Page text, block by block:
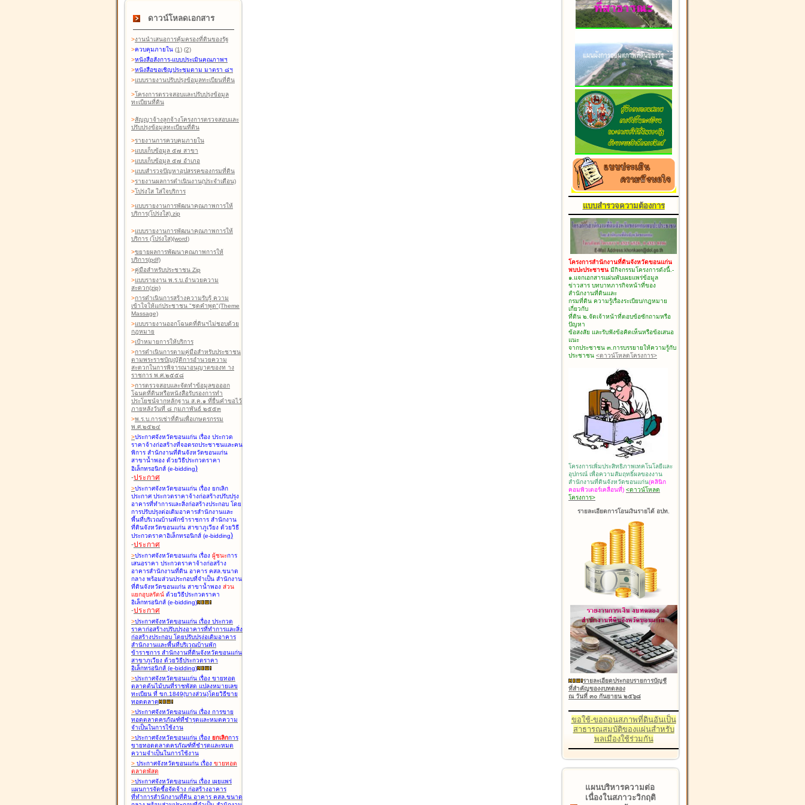
ดาวน์โหลดเอกสาร
>งานนำเสนอการคุ้มครองที่ดินของรัฐ
>ควบคุมภายใน (1) (2)
>หนังสือสังการ-แบบประเมินคุณภาพฯ
>หนังสือขอเชิญประชุมตาม มาตรา ๘ฯ
>แบบรายงานปรับปรุงข้อมูลทะเบียนที่ดิน
>โครงการตรวจสอบและปรับปรุงข้อมูล
ทะเบียนที่ดิน
>สัญญาจ้างลูกจ้างโครงการตรวจสอบและ
ปรับปรุงข้อมูลทะเบียนที่ดิน
>รายงานการควบคุมภายใน
>แบบเก็บข้อมูล ๕๗ สาขา
>แบบเก็บข้อมูล ๕๗ อำเภอ
>แบบสำรวจปัญหาอุปสรรคของกรมที่ดิน
>รายงานผลการดำเนินงาน(ประจำเดือน)
>โปร่งใส ใส่ใจบริการ
>แบบรายงานการพัฒนาคุณภาพการให้
บริการ(โปร่งใส).zip
>แบบรายงานการพัฒนาคุณภาพการให้
บริการ (โปร่งใส)(word)
>ขยายผลการพัฒนาคุณภาพการให้
บริการ(pdf)
>คู่มือสำหรับประชาชน Zip
>แบบรายงาน พ.ร.บ.อำนวยความ
สะดวก(zip)
>การดำเนินการสร้างความรับรู้ ความ
เข้าใจให้แก่ประชาชน "ชุดคำพูด"(Theme
Massage)
>แบบรายงานออกโฉนดที่ดินฯไม่ชอบด้วย
กฎหมาย
>เป้าหมายการให้บริการ
>การดำเนินการตามคู่มือสำหรับประชาชน
ตามพระราชบัญญัติการอำนวยความ
สะดวกในการพิจารณาอนุญาตของท าง
ราชการ พ.ศ.๒๕๕๘
>การตรวจสอบและจัดทำข้อมูลขอออก
โฉนดที่ดินหรือหนังสือรับรองการทำ
ประโยชน์จากหลักฐาน ส.ค.๑ ที่ยื่นคำขอไว้
ภายหลังวันที่ ๘ กุมภาพันธ์ ๒๕๕๓
>พ.ร.บ.การเช่าที่ดินเพื่อเกษตรกรรม
พ.ศ.๒๕๒๔
>ประกาศจังหวัดขอนแก่น เรื่อง ประกวด
ราคาจ้างก่อสร้างที่จอดรถประชาชนและคน
พิการ สำนักงานที่ดินจังหวัดขอนแก่น
สาขาน้ำพอง ด้วยวิธีประกวดราคา
อิเล็กทรอนิกส์ (e-bidding)
-ประกาศ
>ประกาศจังหวัดขอนแก่น เรื่อง ยกเลิก
ประกาศ ประกวดราคาจ้างก่อสร้างปรับปรุง
อาคารที่ทำการและสิ่งก่อสร้างประกอบ โดย
การปรับปรุงต่อเติมอาคารสำนักงานและ
พื้นที่บริเวณบ้านพักข้าราชการ สำนักงาน
ที่ดินจังหวัดขอนแก่น สาขาภูเวียง ด้วยวิธี
ประกวดราคาอิเล็กทรอนิกส์ (e-bidding)
-ประกาศ
>ประกาศจังหวัดขอนแก่น เรื่อง ผู้ชนะการ
เสนอราคา ประกวดราคาจ้างก่อสร้าง
อาคารสำนักงานที่ดิน อาคาร คสล.ขนาด
กลาง พร้อมส่วนประกอบที่จำเป็น สำนักงาน
ที่ดินจังหวัดขอนแก่น สาขาน้ำพอง ส่วน
แยกอุบลรัตน์ ด้วยวิธีประกวดราคา
อิเล็กทรอนิกส์ (e-bidding)
-ประกาศ
>ประกาศจังหวัดขอนแก่น เรื่อง ประกวด
ราคาก่อสร้างปรับปรุงอาคารที่ทำการและสิ่ง
ก่อสร้างประกอบ โดยปรับปรุง่อเติมอาคาร
สำนักงานและพื้นที่บริเวณบ้านพัก
ข้าราชการ สำนักงานที่ดินจังหวัดขอนแก่น
สาขาภูเวียง ด้วยวิธีประกวดราคา
อิเล็กทรอนิกส์ (e-bidding)
>ประกาศจังหวัดขอนแก่น เรื่อง ขายทอด
ตลาดต้นไม้บนที่ราชพัสดุ แปลงหมายเลข
ทะเบียน ที่ ขก.1849(บางส่วน)โดยวิธีขาย
ทอดตลาด
>ประกาศจังหวัดขอนแก่น เรื่อง การขาย
ทอดตลาดครุภัณฑ์ที่ชำรุดและหมดความ
จำเป็นในการใช้งาน
>ประกาศจังหวัดขอนแก่น เรื่อง ยกเลิกการ
ขายทอดตลาดครุภัณฑ์ที่ชำรุดและหมด
ความจำเป็นในการใช้งาน
> ประกาศจังหวัดขอนแก่น เรื่อง ขายทอด
ตลาดพัสดุ
>ประกาศจังหวัดขอนแก่น เรื่อง เผยแพร่
แผนการจัดซื้อจัดจ้าง ก่อสร้างอาคาร
ที่ทำการสำนักงานที่ดิน อาคาร คสล.ขนาด
แบบสำรวจความต้องการ
โครงการสำนักงานที่ดินจังหวัดขอนแก่น
พบปะประชาชน มีกิจกรรมโครงการดังนี้.-
๑.แจกเอกสารแผ่นพับเผยแพร่ข้อมูล
ข่าวสาร บทบาทภารกิจหน้าที่ของ
สำนักงานที่ดินและ
กรมที่ดิน ความรู้เรื่องระเบียบ/กฎหมาย
เกี่ยวกับ
ที่ดิน ๒.จัดเจ้าหน้าที่ตอบข้อซักถามหรือ
ปัญหา
ข้อสงสัย และรับฟังข้อคิดเห็นหรือข้อเสนอ
แนะ
จากประชาชน ๓.การบรรยายให้ความรู้กับ
ประชาชน <ดาวน์โหลดโครงการ>
โครงการเพิ่มประสิทธิภาพเทคโนโลยีและ
อุปกรณ์ เพื่อความสัมฤทธิ์ผลของงาน
สำนักงานที่ดินจังหวัดขอนแก่น(คลินิก
คอมพิวเตอร์เคลื่อนที่) <ดาวน์โหลด
โครงการ>
รายละเอียดการโอนเงินรายได้ อปท.
รายละเอียดประกอบรายการบัญชี
ที่สำคัญของงบทดลอง
ณ วันที่ ๓๐ กันยายน ๒๕๖๘
ขอใช้-ขอถอนสภาพที่ดินอันเป็น
สาธารณสมบัติของแผ่นสำหรับ
พลเมืองใช้ร่วมกัน
แผนบริหารความต่อ
เนื่องในสภาวะวิกฤติ